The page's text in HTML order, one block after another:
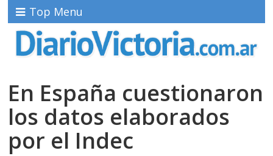
Top Menu
En España cuestionaron
los datos elaborados
por el Indec